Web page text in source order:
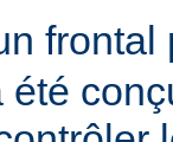
frontal
été